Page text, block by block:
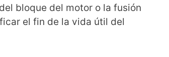
bloque del motor o la fusión
el fin de la vida útil del